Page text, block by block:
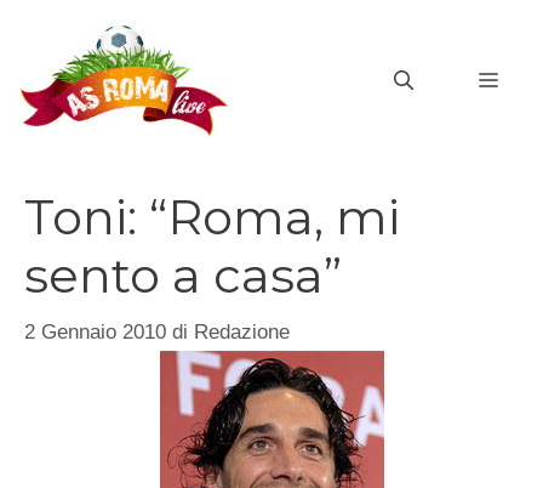
contenuto
Toni: “Roma, mi
sento a casa”
2 Gennaio 2010 di Redazione